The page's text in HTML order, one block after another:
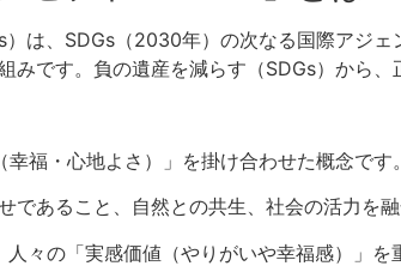
は、SDGs（2030年）の次なる国際アジ
みです。負の遺産を減らす（SDGs）から、
福・心地よさ）」を掛け合わせた概念です。
であること、自然との共生、社会の活力を融
々の「実感価値（やりがいや幸福感）」を